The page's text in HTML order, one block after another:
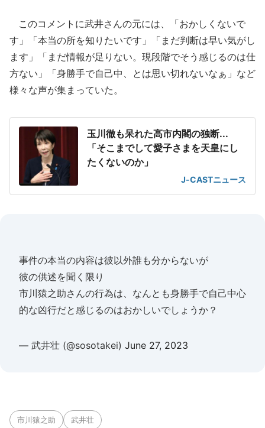
このコメントに武井さんの元には、「おかしくないで
す」「本当の所を知りたいです」「まだ判断は早い気がし
ます」「まだ情報が足りない。現段階でそう感じるのは仕
方ない」「身勝手で自己中、とは思い切れないなぁ」など
様々な声が集まっていた。
玉川徹も呆れた高市内閣の独断...
「そこまでして愛子さまを天皇にし
たくないのか」
J-CASTニュース
事件の本当の内容は彼以外誰も分からないが
彼の供述を聞く限り
市川猿之助さんの行為は、なんとも身勝手で自己中心
的な凶行だと感じるのはおかしいでしょうか？
— 武井壮 (@sosotakei) June 27, 2023
市川猿之助 武井壮